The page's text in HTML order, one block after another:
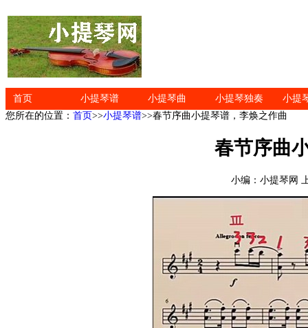
首页 小提琴谱 小提琴曲 小提琴独奏
小提
您所在的位置： 首页>>小提琴谱>>春节序曲小提琴谱，李焕之作曲
春节序曲
小编：小提琴网